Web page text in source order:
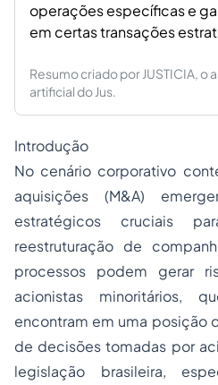
operações específicas e
em certas transações
Resumo criado por JUSTICIA, o
artificial do Jus.
Introdução
No cenário corporativo
aquisições (M&A)
estratégicos cruciais
reestruturação de
processos podem gerar
acionistas minoritários,
encontram em uma posição
de decisões tomadas por
legislação brasileira,